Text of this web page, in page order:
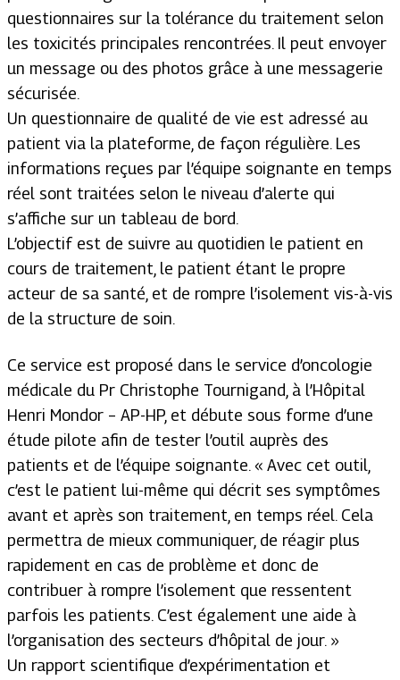
questionnaires sur la tolérance du traitement selon
les toxicités principales rencontrées. Il peut envoyer
un message ou des photos grâce à une messagerie
sécurisée.
Un questionnaire de qualité de vie est adressé au
patient via la plateforme, de façon régulière. Les
informations reçues par l’équipe soignante en temps
réel sont traitées selon le niveau d’alerte qui
s’affiche sur un tableau de bord.
L’objectif est de suivre au quotidien le patient en
cours de traitement, le patient étant le propre
acteur de sa santé, et de rompre l’isolement vis-à-vis
de la structure de soin.
Ce service est proposé dans le service d’oncologie
médicale du Pr Christophe Tournigand, à l’Hôpital
Henri Mondor – AP-HP, et débute sous forme d’une
étude pilote afin de tester l’outil auprès des
patients et de l’équipe soignante. « Avec cet outil,
c’est le patient lui-même qui décrit ses symptômes
avant et après son traitement, en temps réel. Cela
permettra de mieux communiquer, de réagir plus
rapidement en cas de problème et donc de
contribuer à rompre l’isolement que ressentent
parfois les patients. C’est également une aide à
l’organisation des secteurs d’hôpital de jour. »
Un rapport scientifique d’expérimentation et